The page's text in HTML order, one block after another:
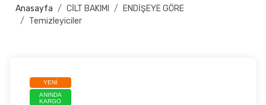
Anasayfa CİLT BAKIMI
ENDİŞEYE GÖRE
Temizleyiciler
YENI
ANINDA
KARGO